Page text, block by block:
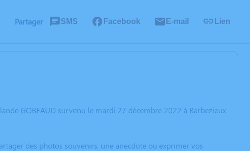
Partager SMS Facebook E-mail Lien
GOBEAUD survenu le mardi 27 décembre 2022 à Barbezieux
des photos souvenirs, une anecdote ou exprimer vos